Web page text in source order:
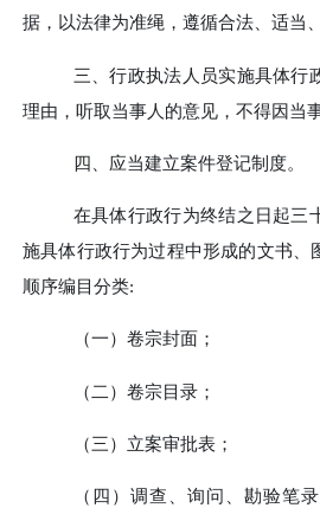
据，以法律为准绳，遵循合法、适当
三、行政执法人员实施具体行
理由，听取当事人的意见，不得因当
四、 应当建立案件登记制度。
在具体行政行为终结之日起三
施具体行政行为过程中形成的文书、
顺序编目分类:
（一） 卷宗封面；
（二） 卷宗目录；
（三） 立案审批表；
（四） 调查、询问、勘验笔